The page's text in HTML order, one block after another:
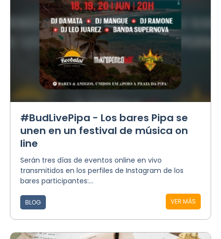
#BudLivePipa - Los bares Pipa se
unen en un festival de música on
line
Serán tres días de eventos online en vivo
transmitidos en los perfiles de Instagram de los
bares participantes:...
VER MÁS
BLOG